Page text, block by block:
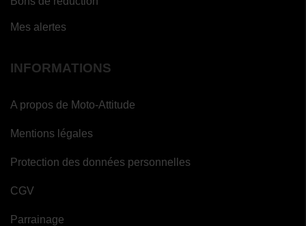
Mes alertes
INFORMATIONS
A propos de Moto-Attitude
Mentions légales
Protection des données personnelles
CGV
Parrainage